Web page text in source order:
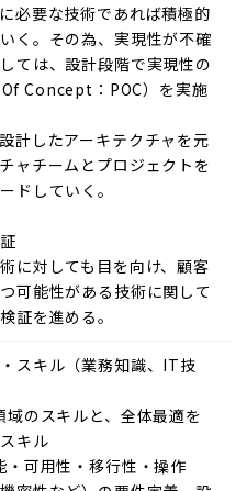
必要な技術であれば積極的
く。その為、実現性が不確
ては、設計段階で実現性の
Concept：POC）を実施
計したアーキテクチャを元
ャチームとプロジェクトを
ドしていく。
に対しても目を向け、顧客
可能性がある技術に関して
証を進める。
スキル（業務知識、IT技
のスキルと、全体最適を
キル
・可用性・移行性・操作